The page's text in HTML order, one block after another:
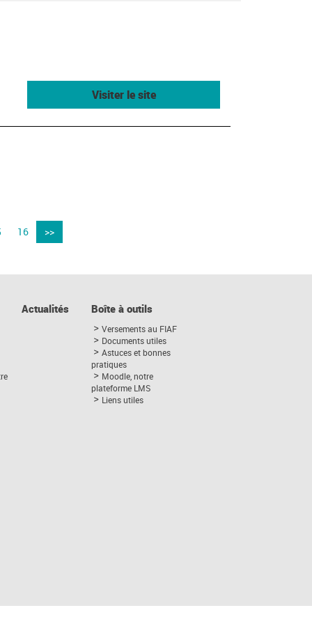
Visiter le site
16 >>
Actualités Boîte à outils
Versements au FIAF
Documents utiles
Astuces et bonnes
pratiques
Moodle, notre
plateforme LMS
Liens utiles